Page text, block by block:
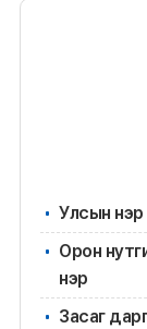
Улсын нэр
Орон
нэр
Засаг